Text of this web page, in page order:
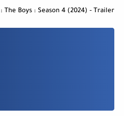
The Boys : Season 4 (2024) - Trailer : تريلر مسلسل